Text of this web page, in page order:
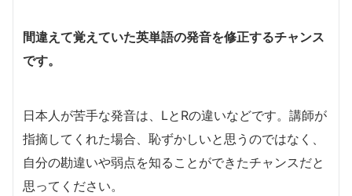
間違えて覚えていた英単語の発音を修正するチャンス
です。
日本人が苦手な発音は、LとRの違いなどです。講師が
指摘してくれた場合、恥ずかしいと思うのではなく、
自分の勘違いや弱点を知ることができたチャンスだと
思ってください。